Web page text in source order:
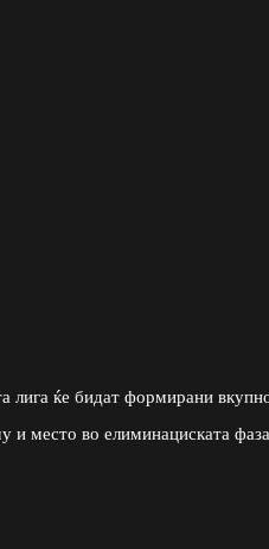
лига ќе бидат формирани
место во елиминациската